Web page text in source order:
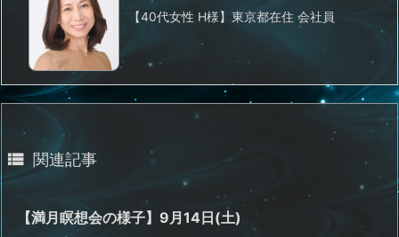
【40代女性 H様】東京都在住 会社員
 関連記事
【満月瞑想会の様子】9月14日(土)